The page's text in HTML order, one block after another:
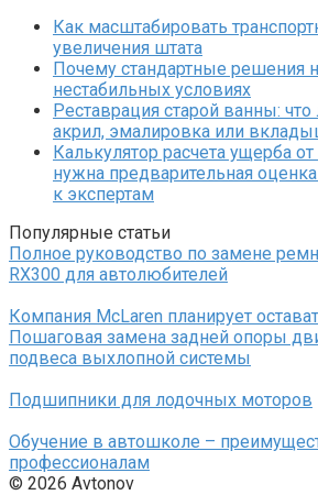
Как масштабировать
увеличения штата
Почему стандартные решения
нестабильных условиях
Реставрация старой ванны:
акрил, эмалировка или
Калькулятор расчета ущерба
нужна предварительная
к экспертам
Популярные статьи
Полное руководство по замене
RX300 для автолюбителей
Компания McLaren планирует
Пошаговая замена задней опоры
подвеса выхлопной системы
Подшипники для лодочных моторов
Обучение в автошколе –
профессионалам
© 2026 Avtonov